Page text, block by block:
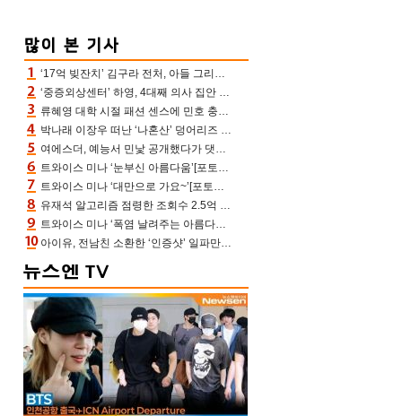
‘17억 빚잔치’ 김구라 전처, 아들 그리는 “나 뿐인데” 친엄마 챙기는 효심 눈길
‘중증외상센터’ 하영, 4대째 의사 집안 인증 “증조부, 고종 황제 진료”(옥문아)[어제TV]
류혜영 대학 시절 패션 센스에 민호 충격 “레몬색 레깅스에 다리 없는 줄”(나혼산)
박나래 이장우 떠난 ‘나혼산’ 덩어리즈 왔다, 1인 1케이크에 팜유 전현무 충격[어제TV]
여에스더, 예능서 민낯 공개했다가 댓글에 충격 “눈 왜 저렇게 처졌냐고”(에스더TV)
트와이스 미나 ‘눈부신 아름다움’[포토엔HD]
트와이스 미나 ‘대만으로 가요~’[포토엔HD]
유재석 알고리즘 점령한 조회수 2.5억 신박한 다비치, 강민경 덩달아 긴장(해투)
트와이스 미나 ‘폭염 날려주는 아름다움’[포토엔HD]
아이유, 전남친 소환한 ‘인증샷’ 일파만파 속…남사친 변우석 선물도 남겼나 ‘훈훈’